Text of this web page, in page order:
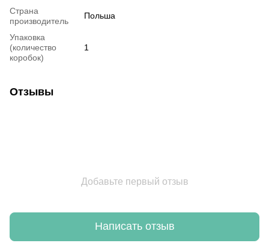
Страна
производитель
Польша
Упаковка
(количество
коробок)
1
Отзывы
Добавьте первый отзыв
Написать отзыв